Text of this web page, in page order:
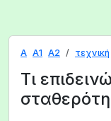
A A1 A2 τεχνική
Τι